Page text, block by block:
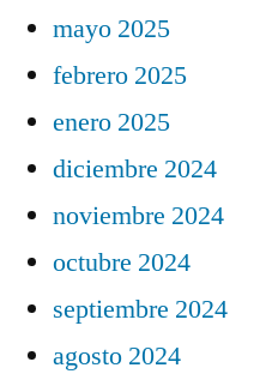
mayo 2025
febrero 2025
enero 2025
diciembre 2024
noviembre 2024
octubre 2024
septiembre 2024
agosto 2024